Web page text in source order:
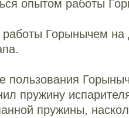
опытом работы
Горынычем
пользования
пружину
пружины,